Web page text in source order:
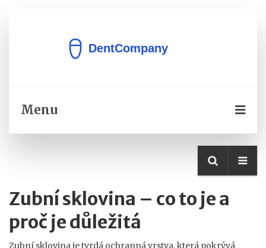
Menu
Zubní sklovina – co to je a
proč je důležitá
Zubní sklovina je tvrdá ochranná vrstva, která pokrývá